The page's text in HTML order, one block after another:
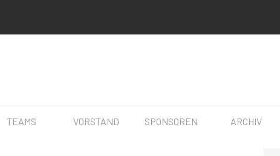
▼
TEAMS ▼
VORSTAND ▼
SPONSOREN ▼
ARCHIV